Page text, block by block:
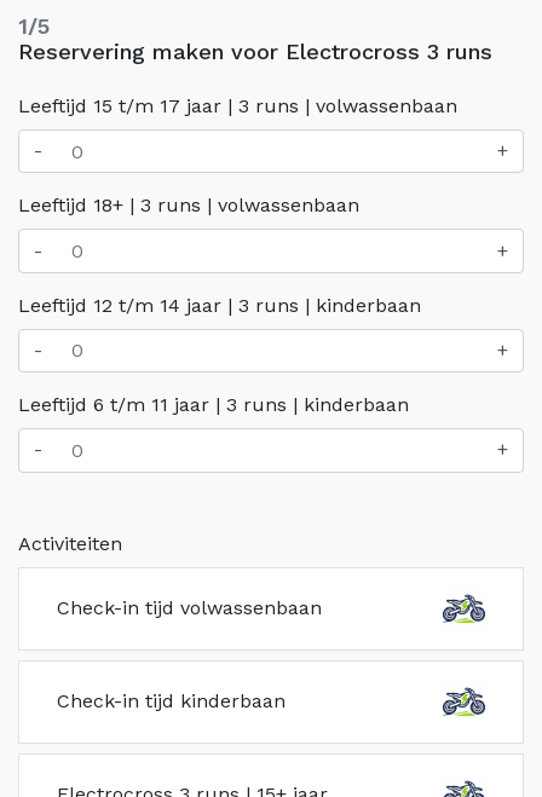
1/5
Reservering maken voor Electrocross 3 runs
Leeftijd 15 t/m 17 jaar | 3 runs | volwassenbaan
-
+
Leeftijd 18+ | 3 runs | volwassenbaan
-
+
Leeftijd 12 t/m 14 jaar | 3 runs | kinderbaan
-
+
Leeftijd 6 t/m 11 jaar | 3 runs | kinderbaan
-
+
Activiteiten
Check-in tijd volwassenbaan
Check-in tijd kinderbaan